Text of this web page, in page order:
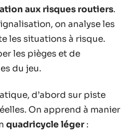
aux risques routiers.
on analyse les
les situations à risque.
les pièges et de
du jeu.
d’abord sur piste
On apprend à manier
quadricycle léger :